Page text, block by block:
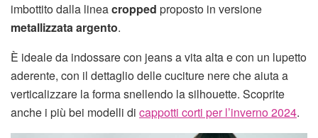
imbottito dalla lineacropped proposto in versione
metallizzata argento.
È ideale da indossare con jeans a vita alta e con un lupetto
aderente, con il dettaglio delle cuciture nere che aiuta a
verticalizzare la forma snellendo la silhouette. Scoprite
anche i più bei modelli di cappotti corti per l’inverno 2024.